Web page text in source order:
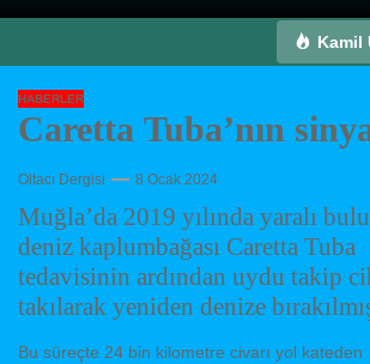
Kamil
HABERLER
Caretta Tuba’nın
Oltacı Dergisi 8 Ocak 2024
Muğla’da 2019 yılında yaralı
deniz kaplumbağası Caretta Tuba
tedavisinin ardından uydu takip
takılarak yeniden denize
Bu süreçte 24 bin kilometre civarı yol kateden